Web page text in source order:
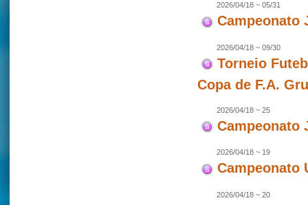
2026/04/18 ~ 05/31
Campeonato
2026/04/18 ~ 09/30
Torneio
Copa de F.A.
2026/04/18 ~ 25
Campeonato
2026/04/18 ~ 19
Campeonato
2026/04/18 ~ 20